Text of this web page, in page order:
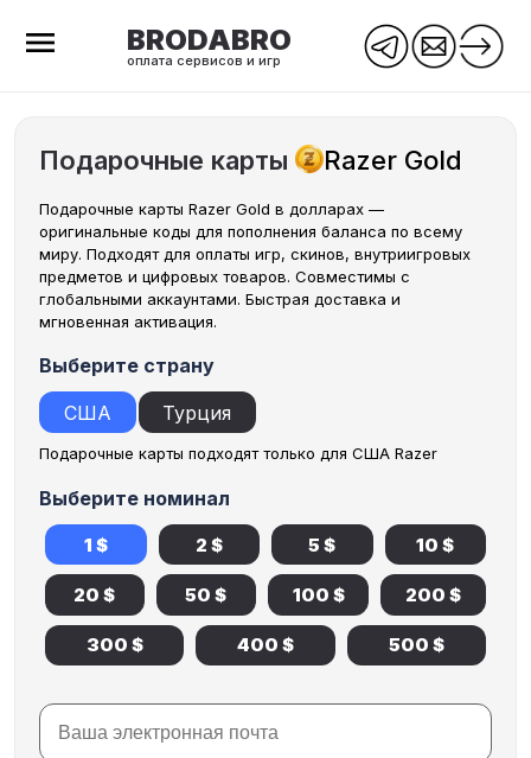
BRODABRO
оплата сервисов и игр
Подарочные карты Razer Gold
Подарочные карты Razer Gold в долларах —
оригинальные коды для пополнения баланса по всему
миру. Подходят для оплаты игр, скинов, внутриигровых
предметов и цифровых товаров. Совместимы с
глобальными аккаунтами. Быстрая доставка и
мгновенная активация.
Выберите страну
США
Турция
Подарочные карты подходят только для США Razer
Выберите номинал
1 $ 2 $ 5 $ 10 $
20 $ 50 $ 100 $ 200 $
300 $ 400 $ 500 $